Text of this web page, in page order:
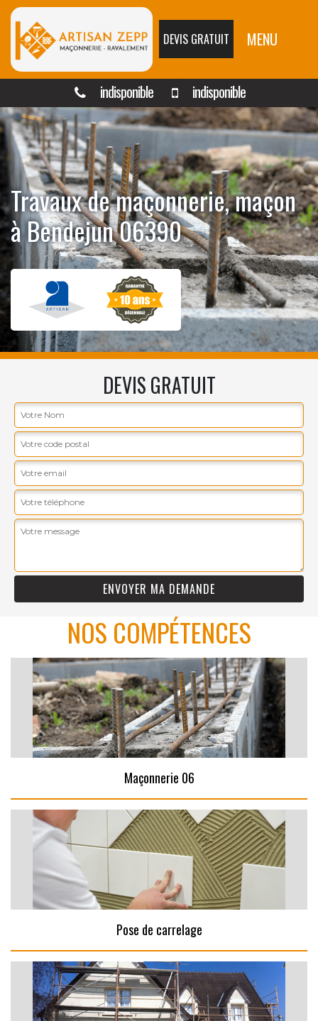
DEVIS GRATUIT MENU
indisponible indisponible
Travaux de maçonnerie, maçon
à Bendejun 06390
DEVIS GRATUIT
NOS COMPÉTENCES
Maçonnerie 06
Pose de carrelage